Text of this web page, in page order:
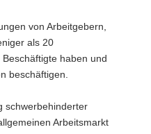
von Arbeitgebern,
als 20
haben und
beschäftigen.
schwerbehinderter
Arbeitsmarkt